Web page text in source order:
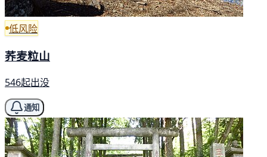
低风险
荞麦粒山
546起出没
通知